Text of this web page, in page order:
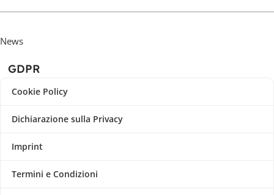
News
GDPR
Cookie Policy
Dichiarazione sulla Privacy
Imprint
Termini e Condizioni